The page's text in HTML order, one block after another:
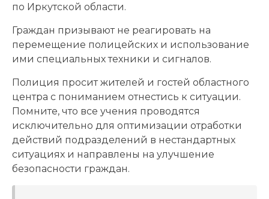
по Иркутской области.
Граждан призывают не реагировать на
перемещение полицейских и использование
ими специальных техники и сигналов.
Полиция просит жителей и гостей областного
центра с пониманием отнестись к ситуации.
Помните, что все учения проводятся
исключительно для оптимизации отработки
действий подразделений в нестандартных
ситуациях и направлены на улучшение
безопасности граждан.